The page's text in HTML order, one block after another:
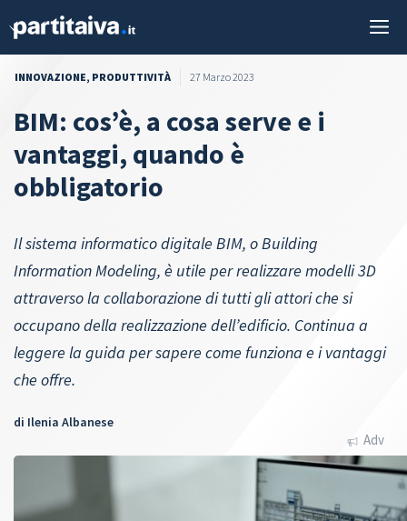
INNOVAZIONE, PRODUTTIVITÀ 27 Marzo 2023
BIM: cos’è, a cosa serve e i
vantaggi, quando è
obbligatorio
Il sistema informatico digitale BIM, o Building
Information Modeling, è utile per realizzare modelli 3D
attraverso la collaborazione di tutti gli attori che si
occupano della realizzazione dell’edificio. Continua a
leggere la guida per sapere come funziona e i vantaggi
che offre.
di Ilenia Albanese
Adv